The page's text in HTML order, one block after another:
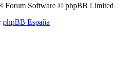
Forum Software © phpBB Limited
phpBB España